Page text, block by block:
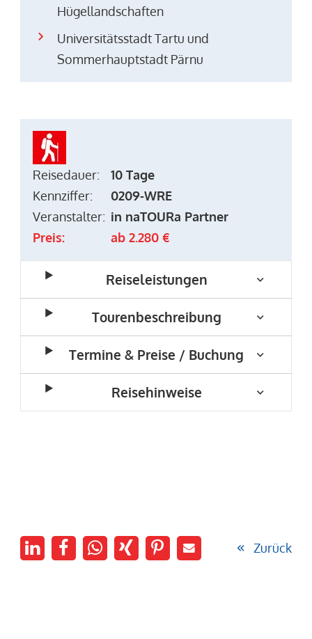
Hügellandschaften
Universitätsstadt Tartu und
Sommerhauptstadt Pärnu
Reisedauer:
10 Tage
Kennziffer:
0209-WRE
Veranstalter: in naTOURa Partner
Preis:
ab 2.280 €
Reiseleistungen
Tourenbeschreibung
Termine & Preise / Buchung
Reisehinweise
Zurück